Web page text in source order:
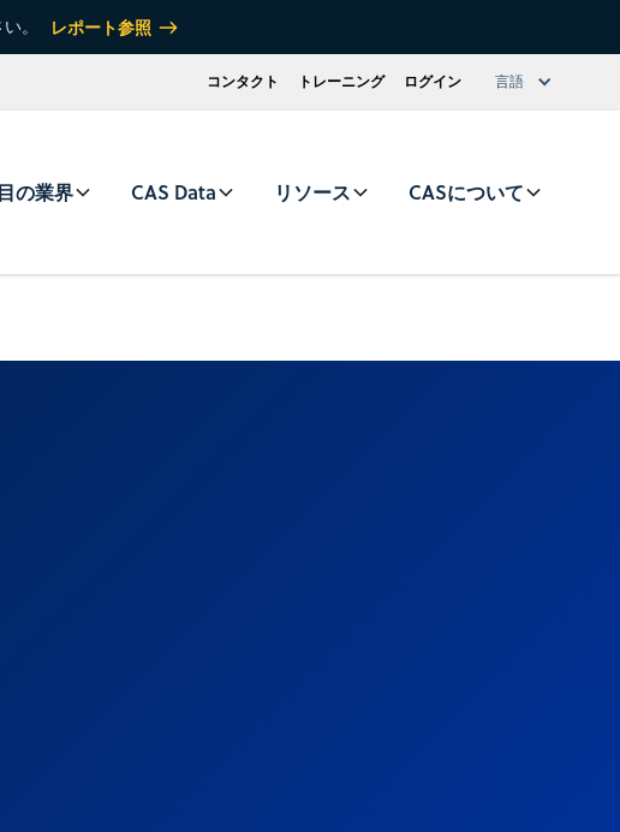
。 レポート参照
コンタクト トレーニング ログイン 言語
の業界 CAS Data リソース CASについて